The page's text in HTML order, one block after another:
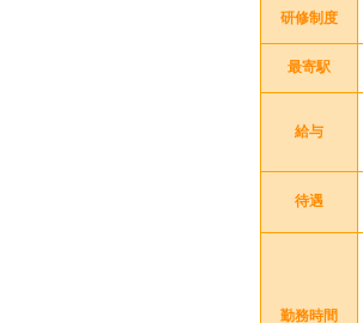
研修制度
最寄駅
給与
待遇
勤務時間